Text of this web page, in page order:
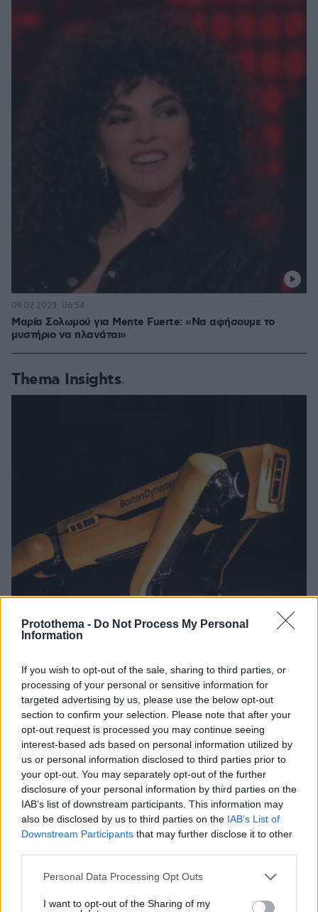
Protothema - Do Not Process My Personal
Information
If you wish to opt-out of the sale, sharing to third parties, or
processing of your personal or sensitive information for
targeted advertising by us, please use the below opt-out
section to confirm your selection. Please note that after your
opt-out request is processed you may continue seeing
interest-based ads based on personal information utilized by
us or personal information disclosed to third parties prior to
your opt-out. You may separately opt-out of the further
disclosure of your personal information by third parties on the
IAB’s list of downstream participants. This information may
also be disclosed by us to third parties on the IAB’s List of
Downstream Participants that may further disclose it to other
Please note that this website/app uses one or more Google
not limited to your visit or usage behaviour. You may click to
Personal Data Processing Opt Outs
I want to opt-out of the Sharing of my
Μαρία Σολωμού για Mente Fuerte: «Να αφήσουμε το
μυστήριο να πλανάται»
09.02.2023, 06:54
Thema Insights
Το μέλλον της τεχνολογίας
27.07.2026, 06:00
Η Smart φοιτητική κατοικία στην καρδιά της Αθήνας
Επαγγελματική Εκπαίδευση & Εξειδίκευση: Το Mοντέλο που
σε Bάζει στην Aγορά Eργασίας
26.07.2026, 09:54
ΣΧΟΛΙΑ(4)
ΠΡΟΣΘΗΚΗ ΣΧΟΛΙΟΥ